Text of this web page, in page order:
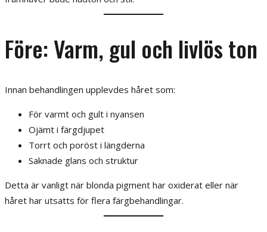
Före: Varm, gul och livlös ton
Innan behandlingen upplevdes håret som:
För varmt och gult i nyansen
Ojämt i färgdjupet
Torrt och poröst i längderna
Saknade glans och struktur
Detta är vanligt när blonda pigment har oxiderat eller när
håret har utsatts för flera färgbehandlingar.